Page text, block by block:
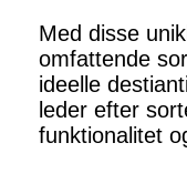
Med disse
omfattende
ideelle
leder efter
funktionalitet